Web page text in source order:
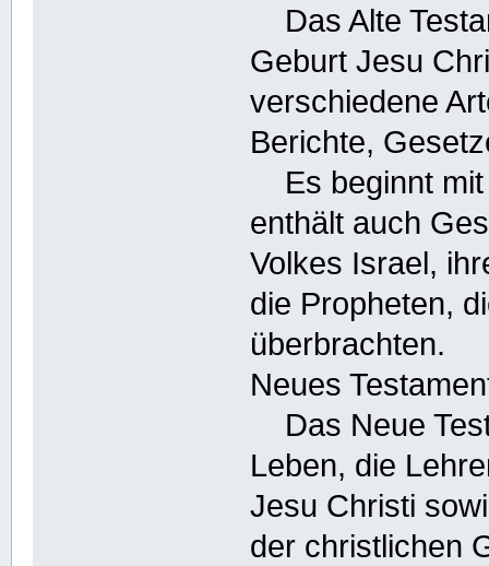
Das Alte
Geburt Jesu
verschiedene
Berichte,
Es beginnt mit
enthält auch
Volkes Israel,
die Propheten,
überbrachten.
Neues
Das Neue
Leben, die
Jesu Christi
der christlichen